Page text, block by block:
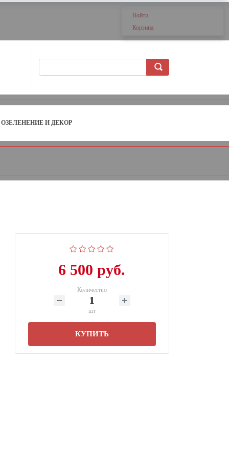
ОЗЕЛЕНЕНИЕ И ДЕКОР
Войти
Корзина
6 500 руб.
Количество
шт
КУПИТЬ